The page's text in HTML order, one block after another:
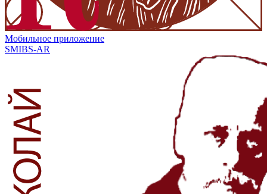
Мобильное приложение
SMIBS-AR